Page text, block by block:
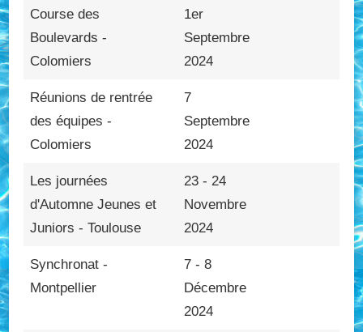
Course des
Boulevards -
Colomiers
1er
Septembre
2024
Réunions de rentrée
des équipes -
Colomiers
7
Septembre
2024
Les journées
d'Automne Jeunes et
Juniors - Toulouse
23 - 24
Novembre
2024
Synchronat -
Montpellier
7 - 8
Décembre
2024